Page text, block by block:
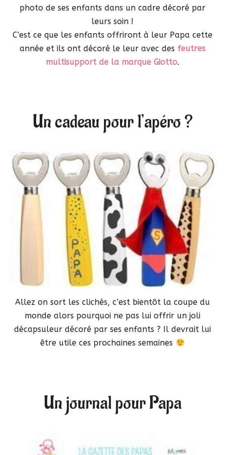
photo de ses enfants dans un cadre décoré par
leurs soin !
C’est ce que les enfants offriront à leur Papa cette
année et ils ont décoré le leur avec des feutres
multisupport de la marque Giotto.
Un cadeau pour l’apéro ?
Allez on sort les clichés, c’est bientôt la coupe du
monde alors pourquoi ne pas lui offrir un joli
décapsuleur décoré par ses enfants ? Il devrait lui
être utile ces prochaines semaines
Un journal pour Papa